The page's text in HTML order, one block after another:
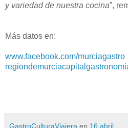
y variedad de nuestra cocina”,
Más datos en:
www.facebook.com/murciagastro
GastroCulturaViajera en 16 abril